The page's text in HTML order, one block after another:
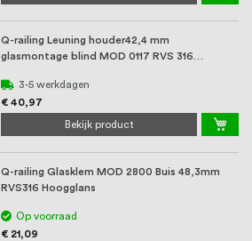
Q-railing Leuning houder42,4 mm
glasmontage blind MOD 0117 RVS 316
3-5 werkdagen
€ 40,97
Bekijk product
Q-railing Glasklem MOD 2800 Buis 48,3mm
RVS316 Hoogglans
Op voorraad
€ 21,09